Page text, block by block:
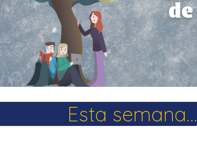
La Salle en el mundo
Vocación lasaliana
Esta semana…